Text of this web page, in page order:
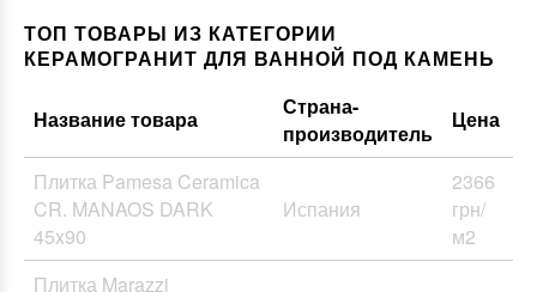
ТОП ТОВАРЫ ИЗ КАТЕГОРИИ
КЕРАМОГРАНИТ ДЛЯ ВАННОЙ ПОД КАМЕНЬ
Название товара
Страна-
производитель
Цена
Плитка Pamesa Ceramica
CR. MANAOS DARK
45x90
Испания
2366
грн/
м2
Плитка Marazzi